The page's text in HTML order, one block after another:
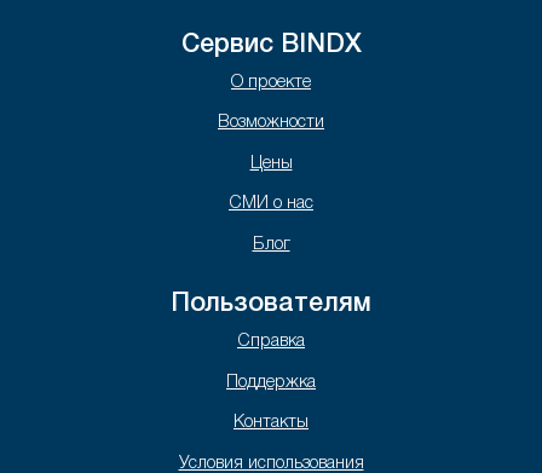
Сервис BINDX
О проекте
Возможности
Цены
СМИ о нас
Блог
Пользователям
Справка
Поддержка
Контакты
Условия использования